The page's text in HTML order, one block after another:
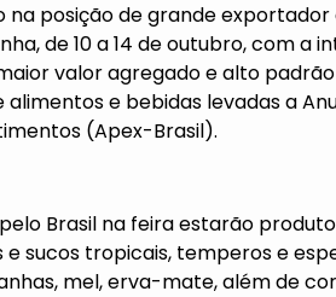
na posição de grande
de 10 a 14 de outubro, com a
valor agregado e alto
e bebidas levadas a
(Apex-Brasil).
Brasil na feira estarão
e sucos tropicais, temperos e
mel, erva-mate, além de